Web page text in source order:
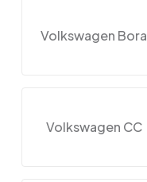
Volkswagen Bora
Volkswagen CC